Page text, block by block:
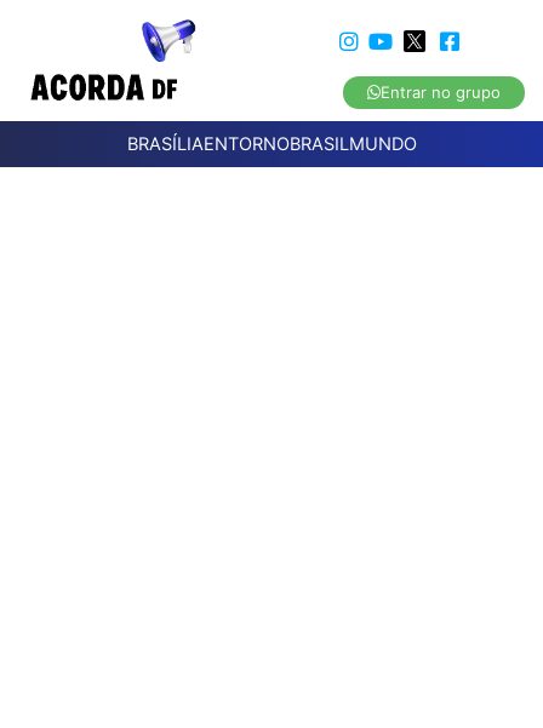
Entrar no grupo
BRASÍLIAENTORNOBRASILMUNDO